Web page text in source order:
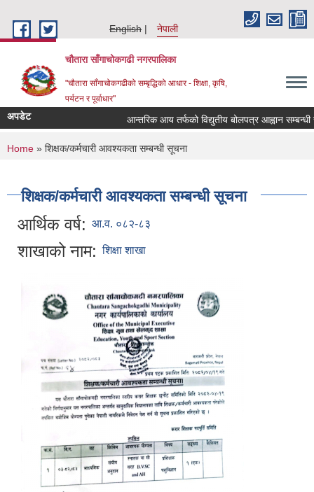
English
नेपाली
चौतारा साँगाचोकगढी नगरपालिका
"चौतारा साँगाचोकगढीको सम्बृद्धिको आधार - शिक्षा, कृषि,
पर्यटन र पूर्वाधार"
अपडेट आन्तरिक आय तर्फको विद्युतीय बोलपत्र आह्वान सम्बन्धी
You are here
Home » शिक्षक/कर्मचारी आवश्यकता सम्बन्धी सूचना
शिक्षक/कर्मचारी आवश्यकता सम्बन्धी सूचना
आर्थिक वर्ष: आ.व. ०८२-८३
शाखाको नाम: शिक्षा शाखा